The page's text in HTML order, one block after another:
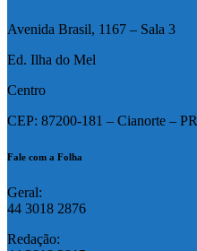
Avenida Brasil, 1167 – Sala 3
Ed. Ilha do Mel
Centro
CEP: 87200-181 – Cianorte – PR
Fale com a Folha
Geral:
44 3018 2876
Redação: